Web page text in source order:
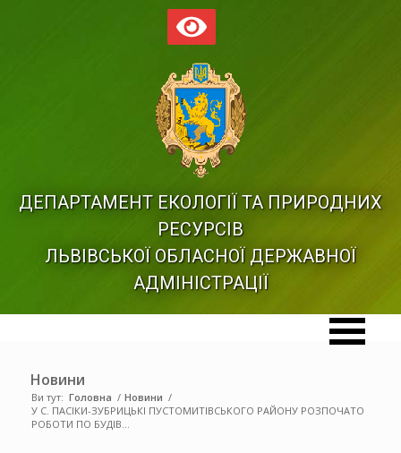
ДЕПАРТАМЕНТ ЕКОЛОГІЇ ТА ПРИРОДНИХ
РЕСУРСІВ
ЛЬВІВСЬКОЇ ОБЛАСНОЇ ДЕРЖАВНОЇ
АДМІНІСТРАЦІЇ
Новини
Ви тут: Головна / Новини /
У С. ПАСІКИ-ЗУБРИЦЬКІ ПУСТОМИТІВСЬКОГО РАЙОНУ РОЗПОЧАТО
РОБОТИ ПО БУДІВ...